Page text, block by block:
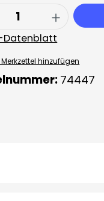
Anzahl:
Datenblatt
hinzufügen
74447